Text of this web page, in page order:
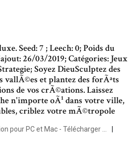
Seed: 7 ; Leech: 0; Poids du
26/03/2019; Catégories: Jeux
Soyez DieuSculptez des
vallÃ©es et plantez des forÃªts
de vos crÃ©ations. Laissez
n'importe oÃ¹ dans votre ville,
criblez votre mÃ©tropole
pour PC et Mac - Télécharger ...